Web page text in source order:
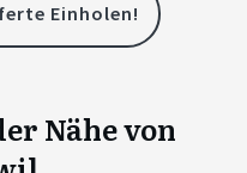
Einholen!
Nähe von